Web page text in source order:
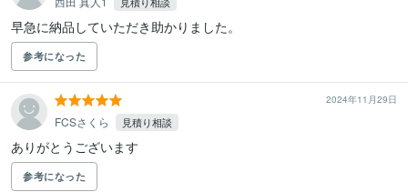
早急に納品していただき助かりました。
参考になった
2024年11月29日
FCSさくら 見積り相談
ありがとうございます
参考になった